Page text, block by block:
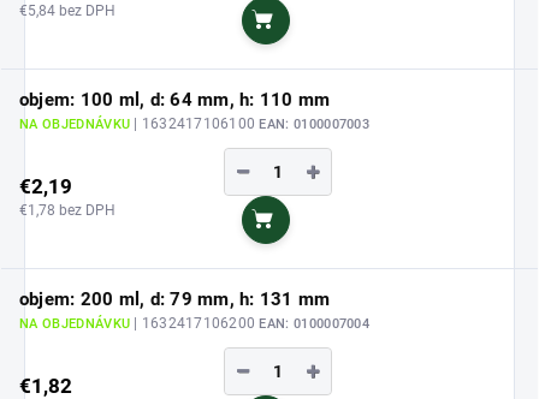
€5,84 bez DPH
Do košíka
objem: 100 ml, d: 64 mm, h: 110 mm
NA OBJEDNÁVKU | 1632417106100EAN: 0100007003
€2,19
€1,78 bez DPH
+
−
Do košíka
objem: 200 ml, d: 79 mm, h: 131 mm
NA OBJEDNÁVKU | 1632417106200EAN: 0100007004
€1,82 +
−